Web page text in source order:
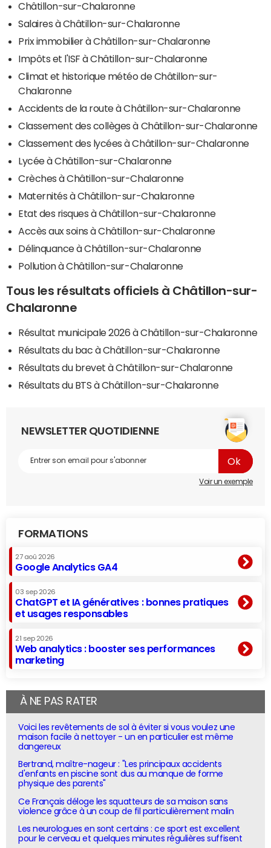
Châtillon-sur-Chalaronne
Salaires à Châtillon-sur-Chalaronne
Prix immobilier à Châtillon-sur-Chalaronne
Impôts et l'ISF à Châtillon-sur-Chalaronne
Climat et historique météo de Châtillon-sur-
Chalaronne
Accidents de la route à Châtillon-sur-Chalaronne
Classement des collèges à Châtillon-sur-Chalaronne
Classement des lycées à Châtillon-sur-Chalaronne
Lycée à Châtillon-sur-Chalaronne
Crèches à Châtillon-sur-Chalaronne
Maternités à Châtillon-sur-Chalaronne
Etat des risques à Châtillon-sur-Chalaronne
Accès aux soins à Châtillon-sur-Chalaronne
Délinquance à Châtillon-sur-Chalaronne
Pollution à Châtillon-sur-Chalaronne
Tous les résultats officiels à Châtillon-sur-
Chalaronne
Résultat municipale 2026 à Châtillon-sur-Chalaronne
Résultats du bac à Châtillon-sur-Chalaronne
Résultats du brevet à Châtillon-sur-Chalaronne
Résultats du BTS à Châtillon-sur-Chalaronne
NEWSLETTER QUOTIDIENNE
Voir un exemple
FORMATIONS
27 aoû 2026
Google Analytics GA4
03 sep 2026
ChatGPT et IA génératives : bonnes pratiques
et usages responsables
21 sep 2026
Web analytics : booster ses performances
marketing
À NE PAS RATER
Voici les revêtements de sol à éviter si vous voulez une
maison facile à nettoyer - un en particulier est même
dangereux
Bertrand, maître-nageur : "Les principaux accidents
d'enfants en piscine sont dus au manque de forme
physique des parents"
Ce Français déloge les squatteurs de sa maison sans
violence grâce à un coup de fil particulièrement malin
Les neurologues en sont certains : ce sport est excellent
pour le cerveau et quelques minutes régulières suffisent